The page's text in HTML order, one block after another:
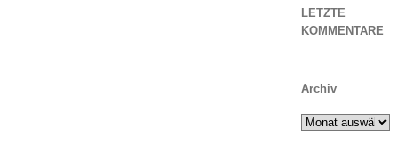
LETZTE
KOMMENTARE
Archiv
Archiv